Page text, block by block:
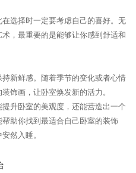
选择时一定要考虑自己的喜好。无
，最重要的是能够让你感到舒适和
新鲜感。随着季节的变化或者心情
饰画，让卧室焕发新的活力。
升卧室的美观度，还能营造出一个
助你找到最适合自己卧室的装饰
然入睡。